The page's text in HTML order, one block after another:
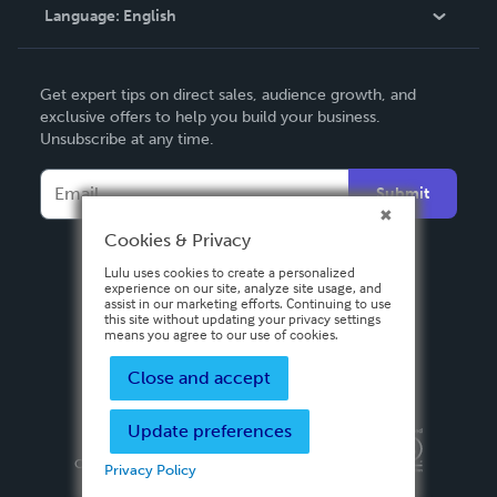
Contact Support
Language: English
Deutsch
Français
Italiano
Español
Get expert tips on direct sales, audience growth, and
exclusive offers to help you build your business.
Unsubscribe at any time.
Submit
Privacy PolicyTerms & Conditions
Copyright ©
2026 Lulu Press, Inc. All rights reserved.
Cookies & Privacy
Lulu uses cookies to create a personalized
experience on our site, analyze site usage, and
assist in our marketing efforts. Continuing to use
this site without updating your privacy settings
means you agree to our use of cookies.
Close and accept
Update preferences
Privacy Policy